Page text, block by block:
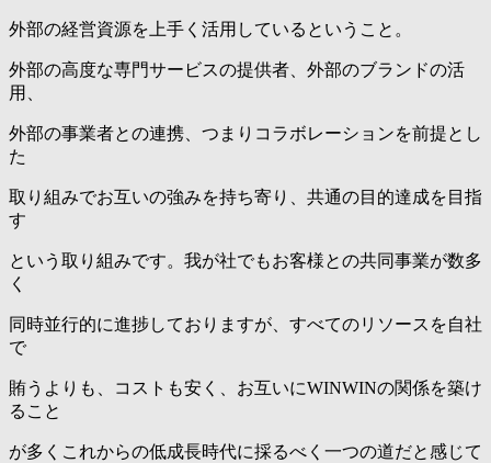
外部の経営資源を上手く活用しているということ。
外部の高度な専門サービスの提供者、外部のブランドの活
用、
外部の事業者との連携、つまりコラボレーションを前提とし
た
取り組みでお互いの強みを持ち寄り、共通の目的達成を目指
す
という取り組みです。我が社でもお客様との共同事業が数多
く
同時並行的に進捗しておりますが、すべてのリソースを自社
で
賄うよりも、コストも安く、お互いにWINWINの関係を築け
ること
が多くこれからの低成長時代に採るべく一つの道だと感じて